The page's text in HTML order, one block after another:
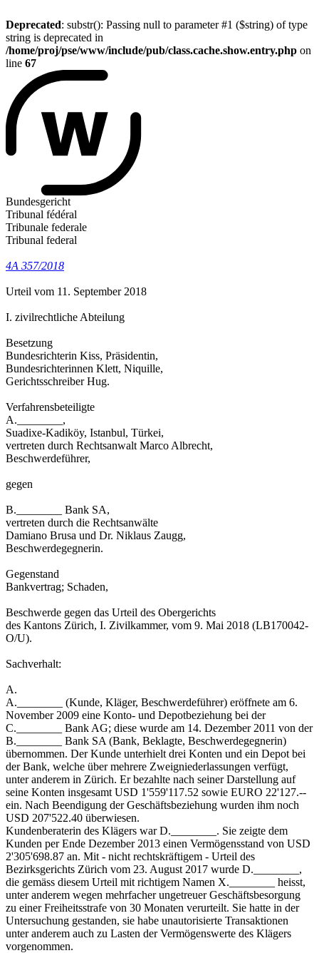
Deprecated: substr(): Passing null to parameter #1 ($string) of type
string is deprecated in
/home/proj/pse/www/include/pub/class.cache.show.entry.php on
line 67
Bundesgericht
Tribunal fédéral
Tribunale federale
Tribunal federal
4A 357/2018
Urteil vom 11. September 2018
I. zivilrechtliche Abteilung
Besetzung
Bundesrichterin Kiss, Präsidentin,
Bundesrichterinnen Klett, Niquille,
Gerichtsschreiber Hug.
Verfahrensbeteiligte
A.________,
Suadixe-Kadiköy, Istanbul, Türkei,
vertreten durch Rechtsanwalt Marco Albrecht,
Beschwerdeführer,
gegen
B.________ Bank SA,
vertreten durch die Rechtsanwälte
Damiano Brusa und Dr. Niklaus Zaugg,
Beschwerdegegnerin.
Gegenstand
Bankvertrag; Schaden,
Beschwerde gegen das Urteil des Obergerichts
des Kantons Zürich, I. Zivilkammer, vom 9. Mai 2018 (LB170042-
O/U).
Sachverhalt:
A.
A.________ (Kunde, Kläger, Beschwerdeführer) eröffnete am 6.
November 2009 eine Konto- und Depotbeziehung bei der
C.________ Bank AG; diese wurde am 14. Dezember 2011 von der
B.________ Bank SA (Bank, Beklagte, Beschwerdegegnerin)
übernommen. Der Kunde unterhielt drei Konten und ein Depot bei
der Bank, welche über mehrere Zweigniederlassungen verfügt,
unter anderem in Zürich. Er bezahlte nach seiner Darstellung auf
seine Konten insgesamt USD 1'559'117.52 sowie EURO 22'127.--
ein. Nach Beendigung der Geschäftsbeziehung wurden ihm noch
USD 207'522.40 überwiesen.
Kundenberaterin des Klägers war D.________. Sie zeigte dem
Kunden per Ende Dezember 2013 einen Vermögensstand von USD
2'305'698.87 an. Mit - nicht rechtskräftigem - Urteil des
Bezirksgerichts Zürich vom 23. August 2017 wurde D.________,
die gemäss diesem Urteil mit richtigem Namen X.________ heisst,
unter anderem wegen mehrfacher ungetreuer Geschäftsbesorgung
zu einer Freiheitsstrafe von 30 Monaten verurteilt. Sie hatte in der
Untersuchung gestanden, sie habe unautorisierte Transaktionen
unter anderem auch zu Lasten der Vermögenswerte des Klägers
vorgenommen.